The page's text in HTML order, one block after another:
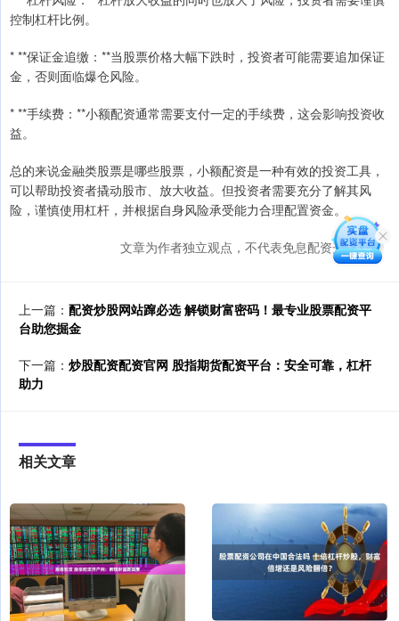
控制杠杆比例。
* **保证金追缴：**当股票价格大幅下跌时，投资者可能需要追加保证
金，否则面临爆仓风险。
* **手续费：**小额配资通常需要支付一定的手续费，这会影响投资收
益。
总的来说金融类股票是哪些股票，小额配资是一种有效的投资工具，
可以帮助投资者撬动股市、放大收益。但投资者需要充分了解其风
险，谨慎使用杠杆，并根据自身风险承受能力合理配置资金。
文章为作者独立观点，不代表免息配资开户观点
上一篇： 配资炒股网站蹿必选 解锁财富密码！最专业股票配资平
台助您掘金
下一篇： 炒股配资配资官网 股指期货配资平台：安全可靠，杠杆
助力
相关文章